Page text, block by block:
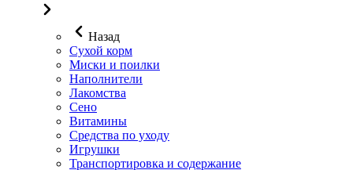
Назад
Сухой корм
Миски и поилки
Наполнители
Лакомства
Сено
Витамины
Средства по уходу
Игрушки
Транспортировка и содержание